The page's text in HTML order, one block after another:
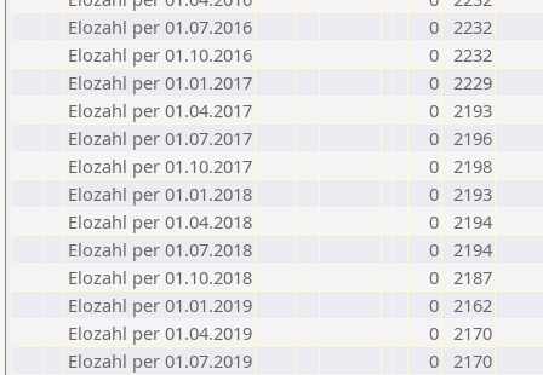
Elozahl per 01.07.2016
0 2232
Elozahl per 01.10.2016
0 2232
Elozahl per 01.01.2017
0 2229
Elozahl per 01.04.2017
0 2193
Elozahl per 01.07.2017
0 2196
Elozahl per 01.10.2017
0 2198
Elozahl per 01.01.2018
0 2193
Elozahl per 01.04.2018
0 2194
Elozahl per 01.07.2018
0 2194
Elozahl per 01.10.2018
0 2187
Elozahl per 01.01.2019
0 2162
Elozahl per 01.04.2019
0 2170
Elozahl per 01.07.2019
0 2170